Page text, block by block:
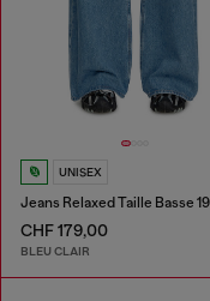
UNISEX
CHF 179,00
BLEU CLAIR